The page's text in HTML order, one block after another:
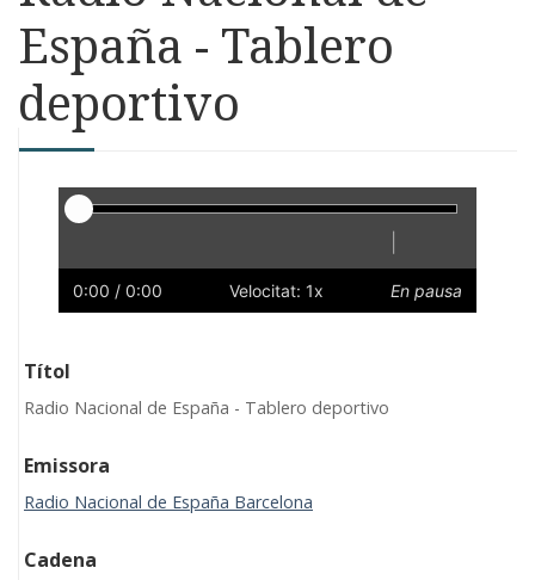
España - Tablero
deportivo
Reproductor
Lent
0:00 / 0:00 Velocitat: 1x En pausa
Títol
Radio Nacional de España - Tablero deportivo
Emissora
Radio Nacional de España Barcelona
Cadena